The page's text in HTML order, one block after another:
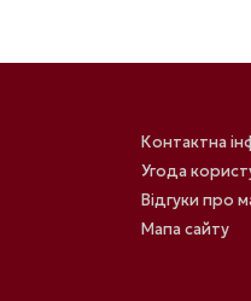
Контактна
Угода
Відгуки про
Мапа сайту